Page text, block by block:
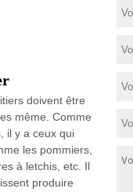
doivent être
même. Comme
il y a ceux qui
les pommiers,
à letchis, etc. Il
produire